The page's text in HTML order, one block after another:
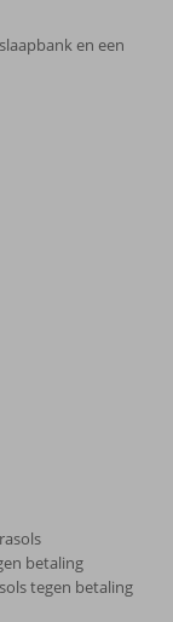
en een
betaling
tegen betaling